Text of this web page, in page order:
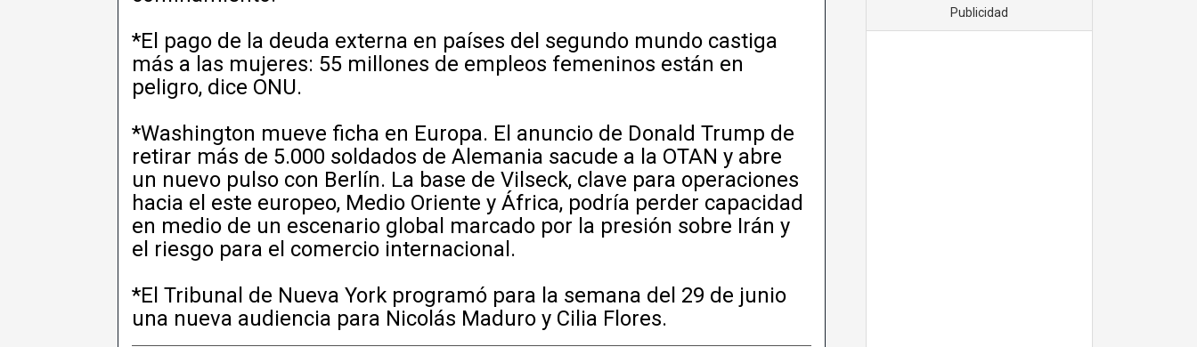
*El pago de la deuda externa en países del segundo mundo castiga
más a las mujeres: 55 millones de empleos femeninos están en
peligro, dice ONU.
*Washington mueve ficha en Europa. El anuncio de Donald Trump de
retirar más de 5.000 soldados de Alemania sacude a la OTAN y abre
un nuevo pulso con Berlín. La base de Vilseck, clave para operaciones
hacia el este europeo, Medio Oriente y África, podría perder capacidad
en medio de un escenario global marcado por la presión sobre Irán y
el riesgo para el comercio internacional.
*El Tribunal de Nueva York programó para la semana del 29 de junio
una nueva audiencia para Nicolás Maduro y Cilia Flores.
Publicidad